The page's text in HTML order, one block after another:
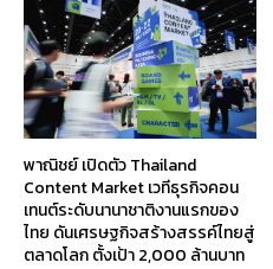
พาณิชย์ เปิดตัว Thailand
Content Market เวทีธุรกิจคอน
เทนต์ระดับนานาชาติงานแรกของ
ไทย ดันเศรษฐกิจสร้างสรรค์ไทยสู่
ตลาดโลก ตั้งเป้า 2,000 ล้านบาท